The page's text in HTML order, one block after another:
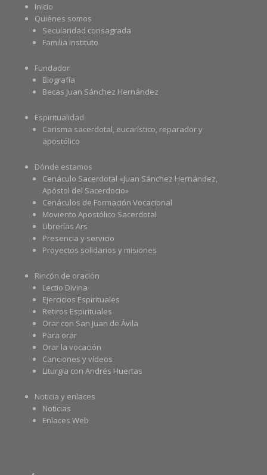
Inicio
Quiénes somos
Secularidad consagrada
Familia Instituto
Fundador
Biografía
Becas Juan Sánchez Hernández
Espiritualidad
Carisma sacerdotal, eucarístico, reparador y
apostólico
Dónde estamos
Cenáculo Sacerdotal «Juan Sánchez Hernández,
Apóstol del Sacerdocio»
Cenáculos de Formación Vocacional
Moviento Apostólico Sacerdotal
Librerías Ars
Presencia y servicio
Proyectos solidarios y misiones
Rincón de oración
Lectio Divina
Ejercicios Espirituales
Retiros Espirituales
Orar con San Juan de Ávila
Para orar
Orar la vocación
Canciones y vídeos
Liturgia con Andrés Huertas
Noticia y enlaces
Noticias
Enlaces Web